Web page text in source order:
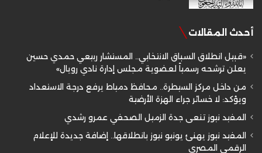
أحدث المقالات
«قبيل انطلاق السباق الانتخابي.. المستشار ربيعي حمدي حسين
يعلن ترشحه رسمياً لعضوية مجلس إدارة نادي رويال»
من داخل مركز السيطرة.. محافظ دمياط يرفع درجة الاستعداد
ويؤكد: لا خسائر جراء الهزة الأرضية
المفيد نيوز تنعى جدة الزميل الصحفي عمرو رشدي
المفيد نيوز يهنئ يونيو نيوز بانطلاقها.. إضافة جديدة للإعلام
الرقمي المصري